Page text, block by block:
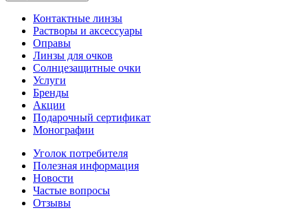
Контактные линзы
Растворы и аксессуары
Оправы
Линзы для очков
Солнцезащитные очки
Услуги
Бренды
Акции
Подарочный сертификат
Монографии
Уголок потребителя
Полезная информация
Новости
Частые вопросы
Отзывы